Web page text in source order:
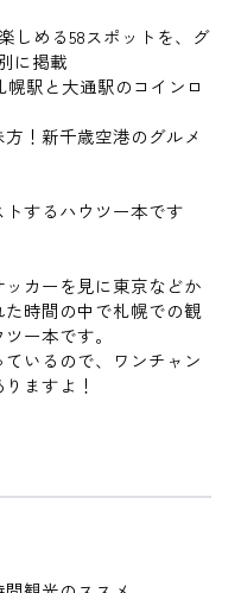
しめる58スポットを、グ
に掲載
幌駅と大通駅のコインロ
！新千歳空港のグルメ
するハウツー本です
カーを見に東京などか
時間の中で札幌での観
ー本です。
いるので、ワンチャン
ますよ！